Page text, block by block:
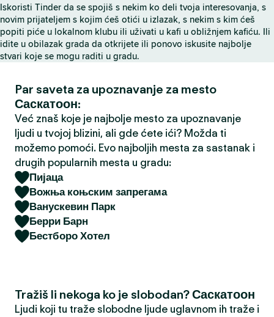
t
r
a
n
a
Iskoristi Tinder da se spojiš s nekim ko deli tvoja interesovanja, s
novim prijateljem s kojim ćeš otići u izlazak, s nekim s kim ćeš
popiti piće u lokalnom klubu ili uživati u kafi u obližnjem kafiću. Ili
idite u obilazak grada da otkrijete ili ponovo iskusite najbolje
stvari koje se mogu raditi u gradu.
Par saveta za upoznavanje za mesto
Саскатоон:
Već znaš koje je najbolje mesto za upoznavanje
ljudi u tvojoj blizini, ali gde ćete ići? Možda ti
možemo pomoći. Evo najboljih mesta za sastanak i
drugih popularnih mesta u gradu:
Пијаца
Вожња коњским запрегама
Ванускевин Парк
Берри Барн
Бестборо Хотел
Tražiš li nekoga ko je slobodan? Саскатоон
Ljudi koji tu traže slobodne ljude uglavnom ih traže i